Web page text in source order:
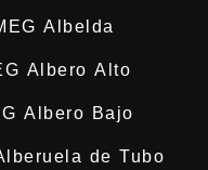
Albelda
Albero Alto
Albero Bajo
de Tubo